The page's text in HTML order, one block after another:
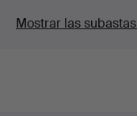
Mostrar las